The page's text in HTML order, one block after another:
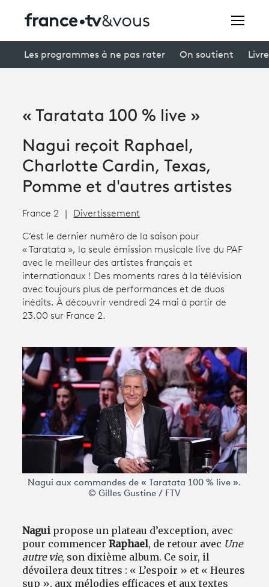
Avantages fidélité
Creators
À la une
Participer et assister à une émission
Productions et innovation
tv
Les programmes à ne pas rater On soutient
« Taratata 100 % live »
Nagui reçoit Raphael,
Charlotte Cardin, Texas,
Pomme et d'autres artistes
France 2 Divertissement
C’est le dernier numéro de la saison pour
« Taratata », la seule émission musicale live du PAF
avec le meilleur des artistes français et
internationaux ! Des moments rares à la télévision
avec toujours plus de performances et de duos
inédits. À découvrir vendredi 24 mai à partir de
23.00 sur France 2.
Nagui aux commandes de « Taratata 100 % live ».
© Gilles Gustine / FTV
Nagui propose un plateau d’exception, avec
pour commencerRaphael, de retour avec Une
autre vie, son dixième album. Ce soir, il
dévoilera deux titres : « L’espoir » et « Heures
sup », aux mélodies efficaces et aux textes